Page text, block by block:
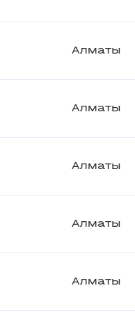
Алматы
Алматы
Алматы
Алматы
Алматы